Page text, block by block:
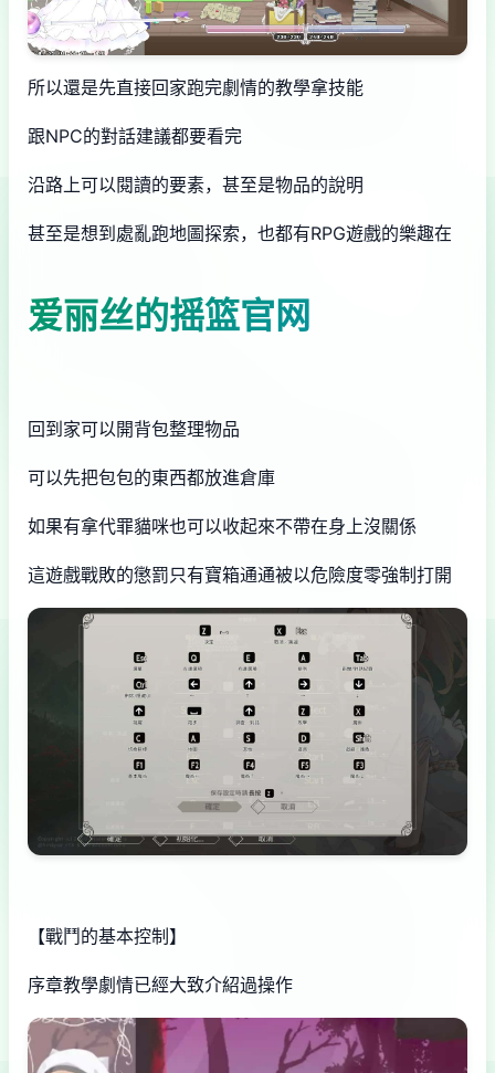
所以還是先直接回家跑完劇情的教學拿技能
跟NPC的對話建議都要看完
沿路上可以閱讀的要素，甚至是物品的說明
甚至是想到處亂跑地圖探索，也都有RPG遊戲的樂趣在
爱丽丝的摇篮官网
回到家可以開背包整理物品
可以先把包包的東西都放進倉庫
如果有拿代罪貓咪也可以收起來不帶在身上沒關係
這遊戲戰敗的懲罰只有寶箱通通被以危險度零強制打開
【戰鬥的基本控制】
序章教學劇情已經大致介紹過操作